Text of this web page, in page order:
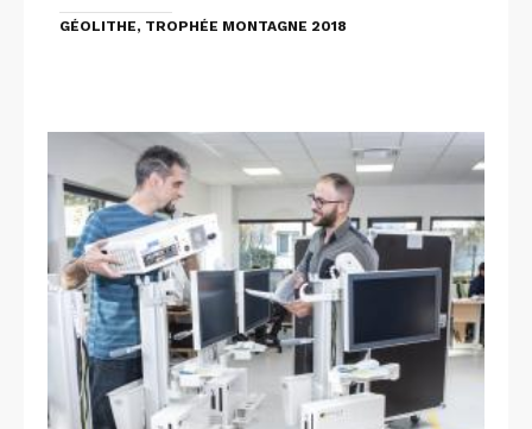
GÉOLITHE, TROPHÉE MONTAGNE 2018